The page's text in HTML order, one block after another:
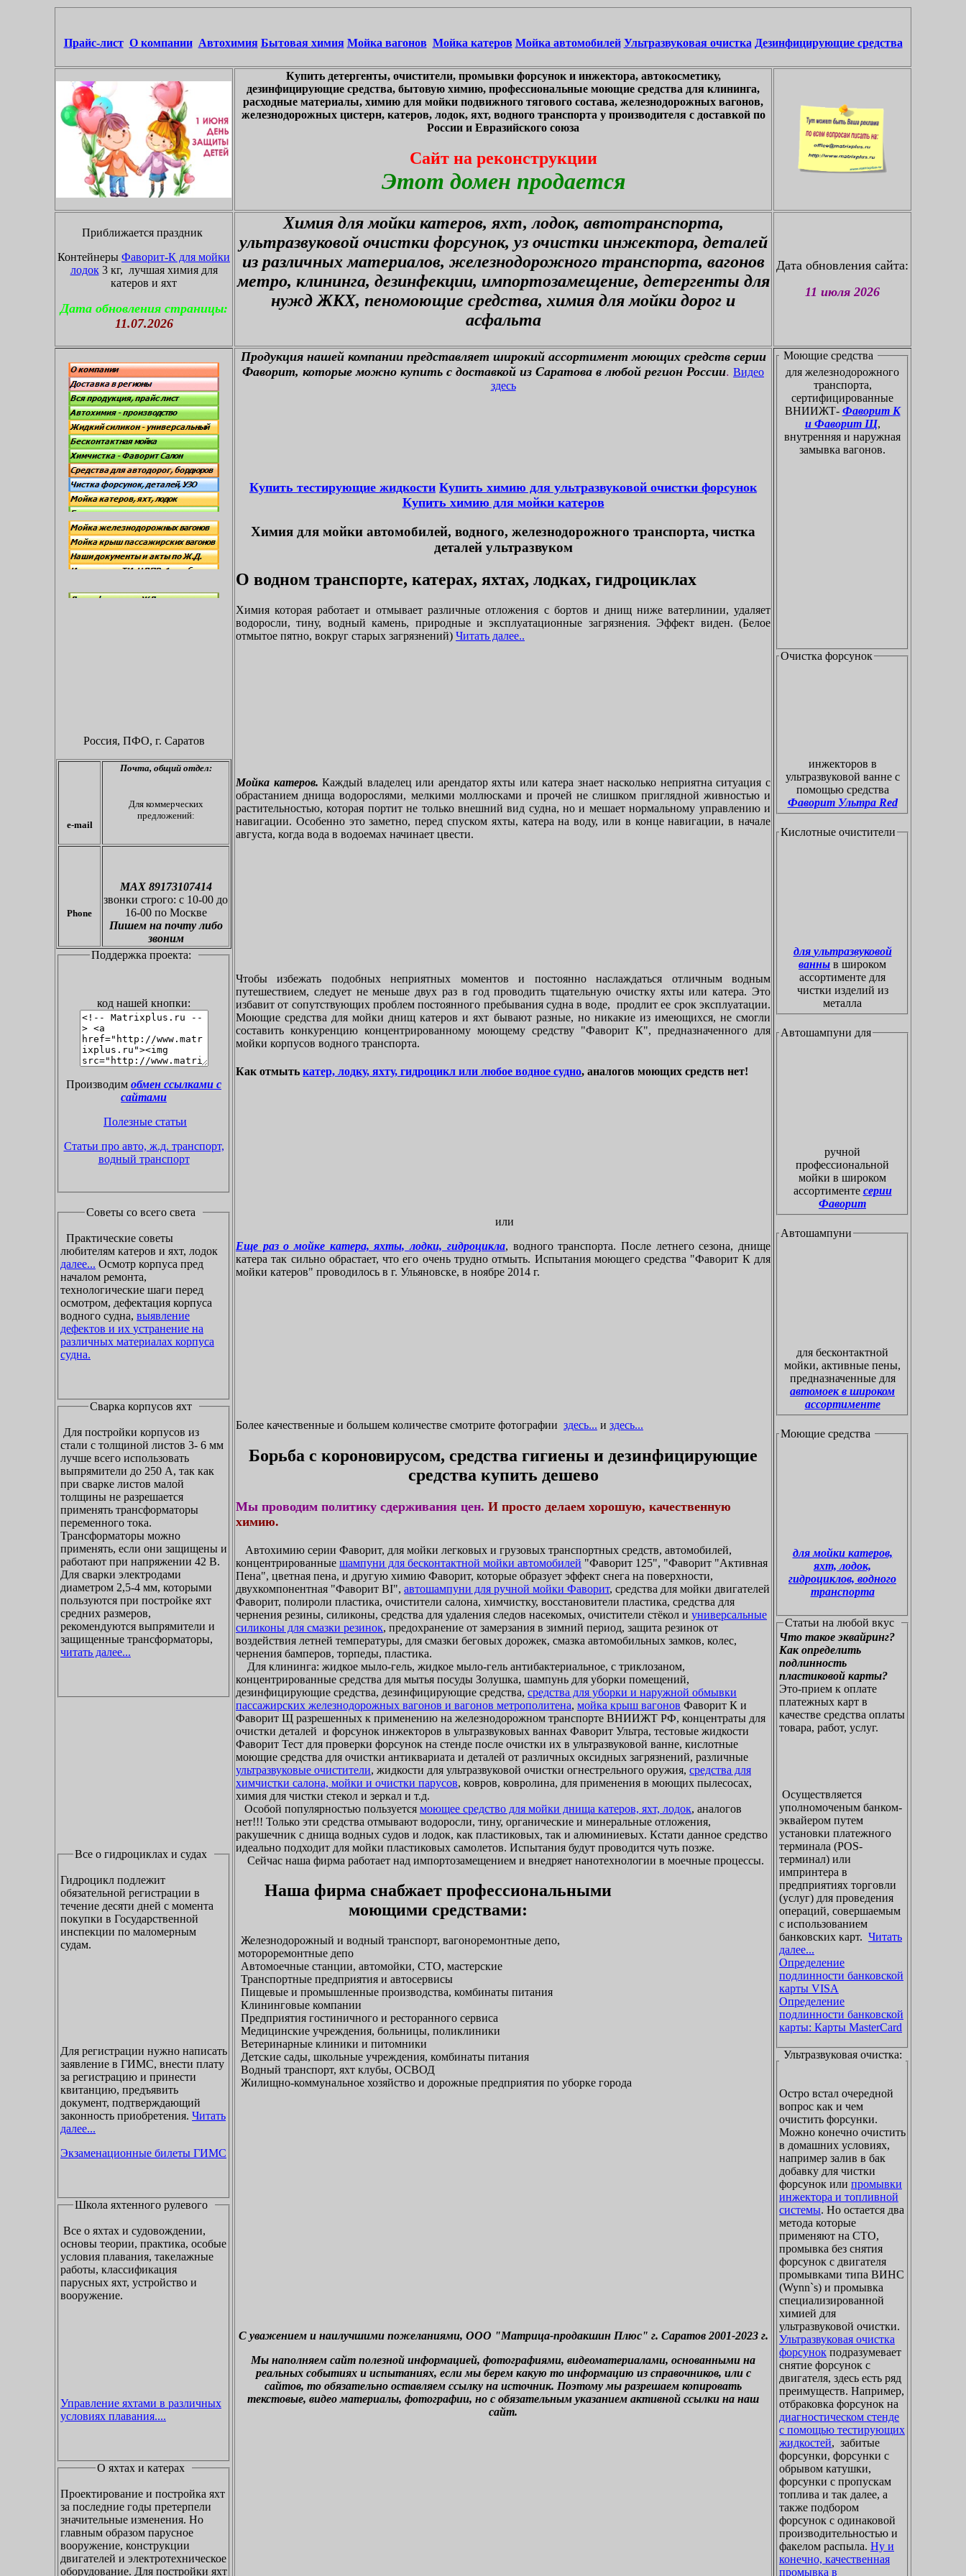
Прайс-лист О компании Автохимия Бытовая химия Мойка вагонов Мойка катеров Мойка автомобилей Ультразвуковая очистка Дезинфицирующие средства
Купить детергенты, очистители, промывки форсунок и инжектора, автокосметику,
дезинфицирующие средства, бытовую химию, профессиональные моющие средства для клининга,
расходные материалы, химию для мойки подвижного тягового состава, железнодорожных вагонов,
железнодорожных цистерн, катеров, лодок, яхт, водного транспорта у производителя с доставкой по
России и Евразийского союза
Сайт на реконструкции
Этот домен продается
Приближается праздник
Контейнеры Фаворит-К для мойки
лодок3 кг, лучшая химия для
катеров и яхт
Дата обновления страницы:
11.07.2026
Химия для мойки катеров, яхт, лодок, автотранспорта,
ультразвуковой очистки форсунок, уз очистки инжектора, деталей
из различных материалов, железнодорожного транспорта, вагонов
метро, клининга, дезинфекции, импортозамещение, детергенты для
нужд ЖКХ, пеномоющие средства, химия для мойки дорог и
асфальта
Дата обновления сайта:
11 июля 2026
Россия, ПФО, г. Саратов
e-mail
Почта, общий отдел:
Для коммерческих
предложений:
Phone
МАХ 89173107414
звонки строго: с 10-00 до
16-00 по Москве
Пишем на почту либо
звоним
Поддержка проекта:
код нашей кнопки:
Производим обмен ссылками с
сайтами
Полезные статьи
Статьи про авто, ж.д. транспорт,
водный транспорт
Советы со всего света
Практические советы
любителям катеров и яхт, лодок
далее... Осмотр корпуса пред
началом ремонта,
технологические шаги перед
осмотром, дефектация корпуса
водного судна, выявление
дефектов и их устранение на
различных материалах корпуса
судна.
Сварка корпусов яхт
Для постройки корпусов из
стали с толщиной листов 3- 6 мм
лучше всего использовать
выпрямители до 250 А, так как
при сварке листов малой
толщины не разрешается
применять трансформаторы
переменного тока.
Трансформаторы можно
применять, если они защищены и
работают при напряжении 42 В.
Для сварки электродами
диаметром 2,5-4 мм, которыми
пользуются при постройке яхт
средних размеров,
рекомендуются выпрямители и
защищенные трансформаторы,
читать далее...
Все о гидроциклах и судах
Гидроцикл подлежит
обязательной регистрации в
течение десяти дней с момента
покупки в Государственной
инспекции по маломерным
судам.
Для регистрации нужно написать
заявление в ГИМС, внести плату
за регистрацию и принести
квитанцию, предъявить
документ, подтверждающий
законность приобретения. Читать
далее...
Экзаменационные билеты ГИМС
Школа яхтенного рулевого
Все о яхтах и судовождении,
основы теории, практика, особые
условия плавания, такелажные
работы, классификация
парусных яхт, устройство и
вооружение.
Управление яхтами в различных
условиях плавания....
О яхтах и катерах
Проектирование и постройка яхт
за последние годы претерпели
значительные изменения. Но
главным образом парусное
вооружение, конструкции
двигателей и электротехническое
оборудование. Для постройки яхт
Продукция нашей компании представляет широкий ассортимент моющих средств серии
Фаворит, которые можно купить с доставкой из Саратова в любой регион России. Видео
здесь
Купить тестирующие жидкости Купить химию для ультразвуковой очистки форсунок
Купить химию для мойки катеров
Химия для мойки автомобилей, водного, железнодорожного транспорта, чистка
деталей ультразвуком
О водном транспорте, катерах, яхтах, лодках, гидроциклах
Химия которая работает и отмывает различные отложения с бортов и днищ ниже ватерлинии, удаляет
водоросли, тину, водный камень, природные и эксплуатационные загрязнения. Эффект виден. (Белое
отмытое пятно, вокруг старых загрязнений) Читать далее..
Мойка катеров. Каждый владелец или арендатор яхты или катера знает насколько неприятна ситуация с
обрастанием днища водорослями, мелкими моллюсками и прочей не слишком приглядной живностью и
растительностью, которая портит не только внешний вид судна, но и мешает нормальному управлению и
навигации. Особенно это заметно, перед спуском яхты, катера на воду, или в конце навигации, в начале
августа, когда вода в водоемах начинает цвести.
Чтобы избежать подобных неприятных моментов и постоянно наслаждаться отличным водным
путешествием, следует не меньше двух раз в год проводить тщательную очистку яхты или катера. Это
избавит от сопутствующих проблем постоянного пребывания судна в воде, продлит ее срок эксплуатации.
Моющие средства для мойки днищ катеров и яхт бывают разные, но никакие из имеющихся, не смогли
составить конкуренцию концентрированному моющему средству "Фаворит К", предназначенного для
мойки корпусов водного транспорта.
Как отмыть катер, лодку, яхту, гидроцикл или любое водное судно, аналогов моющих средств нет!
или
Еще раз о мойке катера, яхты, лодки, гидроцикла, водного транспорта. После летнего сезона, днище
катера так сильно обрастает, что его очень трудно отмыть. Испытания моющего средства "Фаворит К для
мойки катеров" проводилось в г. Ульяновске, в ноябре 2014 г.
Более качественные и большем количестве смотрите фотографии здесь... и здесь...
Борьба с короновирусом, средства гигиены и дезинфицирующие
средства купить дешево
Мы проводим политику сдерживания цен. И просто делаем хорошую, качественную
химию.
Автохимию серии Фаворит, для мойки легковых и грузовых транспортных средств, автомобилей,
концентрированные шампуни для бесконтактной мойки автомобилей "Фаворит 125", "Фаворит "Активная
Пена", цветная пена, и другую химию Фаворит, которые образует эффект снега на поверхности,
двухкомпонентная "Фаворит BI", автошампуни для ручной мойки Фаворит, средства для мойки двигателей
Фаворит, полироли пластика, очистители салона, химчистку, восстановители пластика, средства для
чернения резины, силиконы, средства для удаления следов насекомых, очистители стёкол и универсальные
силиконы для смазки резинок, предохранение от замерзания в зимний период, защита резинок от
воздействия летней температуры, для смазки беговых дорожек, смазка автомобильных замков, колес,
чернения бамперов, торпеды, пластика.
Для клининга: жидкое мыло-гель, жидкое мыло-гель антибактериальное, с триклозаном,
концентрированные средства для мытья посуды Золушка, шампунь для уборки помещений,
дезинфицирующие средства, дезинфицирующие средства, средства для уборки и наружной обмывки
пассажирских железнодорожных вагонов и вагонов метрополитена, мойка крыш вагонов Фаворит К и
Фаворит Щ разрешенных к применению на железнодорожном транспорте ВНИИЖТ РФ, концентраты для
очистки деталей и форсунок инжекторов в ультразвуковых ваннах Фаворит Ультра, тестовые жидкости
Фаворит Тест для проверки форсунок на стенде после очистки их в ультразвуковой ванне, кислотные
моющие средства для очистки антиквариата и деталей от различных оксидных загрязнений, различные
ультразвуковые очистители, жидкости для ультразвуковой очистки огнестрельного оружия, средства для
химчистки салона, мойки и очистки парусов, ковров, ковролина, для применения в моющих пылесосах,
химия для чистки стекол и зеркал и т.д.
Особой популярностью пользуется моющее средство для мойки днища катеров, яхт, лодок, аналогов
нет!!! Только эти средства отмывают водоросли, тину, органические и минеральные отложения,
ракушечник с днища водных судов и лодок, как пластиковых, так и алюминиевых. Кстати данное средство
идеально подходит для мойки пластиковых самолетов. Испытания будут проводится чуть позже.
Сейчас наша фирма работает над импортозамещением и внедряет нанотехнологии в моечные процессы.
Наша фирма снабжает профессиональными
моющими средствами:
Железнодорожный и водный транспорт, вагоноремонтные депо,
мотороремонтные депо
Автомоечные станции, автомойки, СТО, мастерские
Транспортные предприятия и автосервисы
Пищевые и промышленные производства, комбинаты питания
Клининговые компании
Предприятия гостиничного и ресторанного сервиса
Медицинские учреждения, больницы, поликлиники
Ветеринарные клиники и питомники
Детские сады, школьные учреждения, комбинаты питания
Водный транспорт, яхт клубы, ОСВОД
Жилищно-коммунальное хозяйство и дорожные предприятия по уборке города
С уважением и наилучшими пожеланиями, ООО "Матрица-продакшин Плюс" г. Саратов 2001-2023 г.
Мы наполняем сайт полезной информацией, фотографиями, видеоматериалами, основанными на
реальных событиях и испытаниях, если мы берем какую то информацию из справочников, или с
сайтов, то обязательно оставляем ссылку на источник. Поэтому мы разрешаем копировать
текстовые, видео материалы, фотографии, но с обязательным указанием активной ссылки на наш
сайт.
Моющие средства
для железнодорожного
транспорта,
сертифицированные
ВНИИЖТ- Фаворит К
и Фаворит Щ,
внутренняя и наружная
замывка вагонов.
Очистка форсунок
инжекторов в
ультразвуковой ванне с
помощью средства
Фаворит Ультра Red
Кислотные очистители
для ультразвуковой
ванны в широком
ассортименте для
чистки изделий из
металла
Автошампуни для
ручной
профессиональной
мойки в широком
ассортименте серии
Фаворит
Автошампуни
для бесконтактной
мойки, активные пены,
предназначенные для
автомоек в широком
ассортименте
Моющие средства
для мойки катеров,
яхт, лодок,
гидроциклов, водного
транспорта
Статьи на любой вкус
Что такое эквайринг?
Как определить
подлинность
пластиковой карты?
Это-прием к оплате
платежных карт в
качестве средства оплаты
товара, работ, услуг.
Осуществляется
уполномоченым банком-
эквайером путем
установки платежного
терминала (POS-
терминал) или
импринтера в
предприятиях торговли
(услуг) для проведения
операций, совершаемым
с использованием
банковских карт. Читать
далее...
Определение
подлинности банковской
карты VISA
Определение
подлинности банковской
карты: Карты MasterCard
Ультразвуковая очистка:
Остро встал очередной
вопрос как и чем
очистить форсунки.
Можно конечно очистить
в домашних условиях,
например залив в бак
добавку для чистки
форсунок или промывки
инжектора и топливной
системы. Но остается два
метода которые
применяют на СТО,
промывка без снятия
форсунок с двигателя
промывками типа ВИНС
(Wynn`s) и промывка
специализированной
химией для
ультразвуковой очистки.
Ультразвуковая очистка
форсунок
снятие форсунок с
двигателя, здесь есть ряд
преимуществ. Например,
отбраковка форсунок на
диагностическом стенде
с помощью тестирующих
жидкостей, забитые
форсунки, форсунки с
обрывом катушки,
форсунки с пропускам
топлива и так далее, а
также подбором
форсунок с одинаковой
производительностью и
факелом распыла. Ну и
конечно, качественная
промывка в